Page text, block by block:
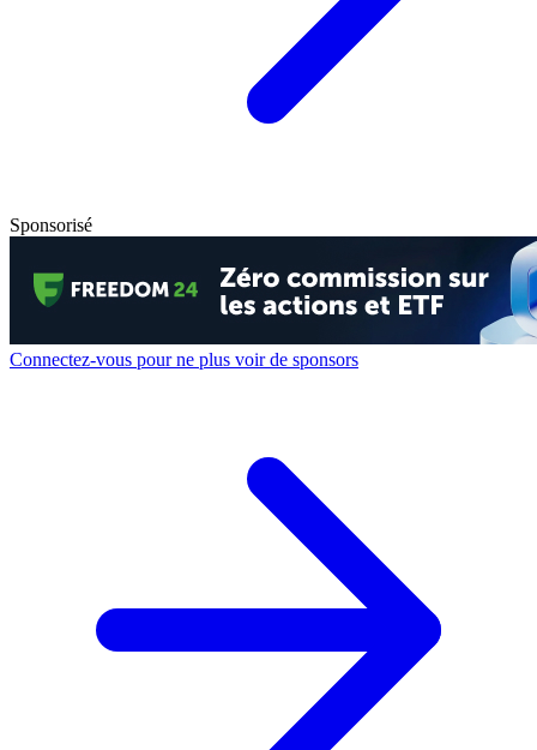
Sponsorisé
Connectez-vous pour ne plus voir de sponsors